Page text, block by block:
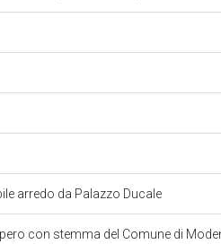
arredo da Palazzo Ducale
con stemma del Comune di